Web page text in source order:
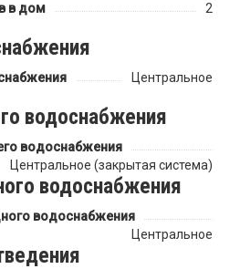
в дом
2
Центральное
водоснабжения
водоснабжения
Центральное (закрытая система)
водоснабжения
водоснабжения
Центральное